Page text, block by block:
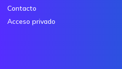
Contacto
Acceso privado